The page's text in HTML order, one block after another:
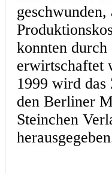
konnten
erwirtschaftet
1999 wird
den Berliner
Steinchen